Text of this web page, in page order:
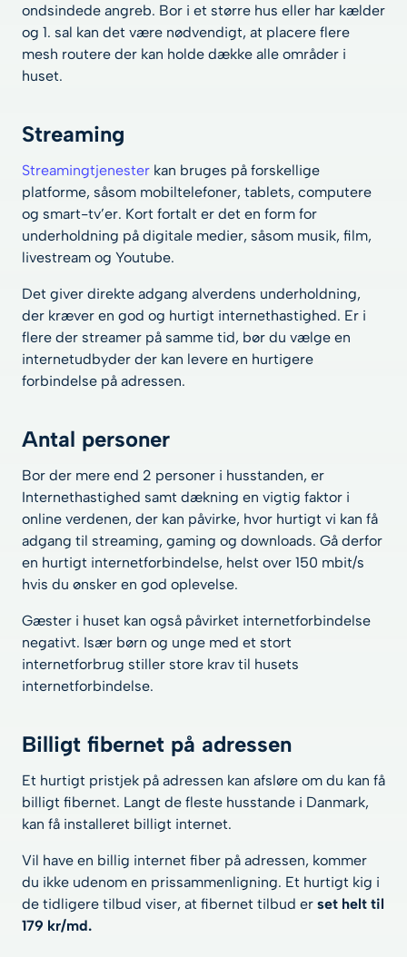
ondsindede angreb. Bor i et større hus eller har kælder
og 1. sal kan det være nødvendigt, at placere flere
mesh routere der kan holde dække alle områder i
huset.
Streaming
Streamingtjenester kan bruges på forskellige
platforme, såsom mobiltelefoner, tablets, computere
og smart-tv’er. Kort fortalt er det en form for
underholdning på digitale medier, såsom musik, film,
livestream og Youtube.
Det giver direkte adgang alverdens underholdning,
der kræver en god og hurtigt internethastighed. Er i
flere der streamer på samme tid, bør du vælge en
internetudbyder der kan levere en hurtigere
forbindelse på adressen.
Antal personer
Bor der mere end 2 personer i husstanden, er
Internethastighed samt dækning en vigtig faktor i
online verdenen, der kan påvirke, hvor hurtigt vi kan få
adgang til streaming, gaming og downloads. Gå derfor
en hurtigt internetforbindelse, helst over 150 mbit/s
hvis du ønsker en god oplevelse.
Gæster i huset kan også påvirket internetforbindelse
negativt. Især børn og unge med et stort
internetforbrug stiller store krav til husets
internetforbindelse.
Billigt fibernet på adressen
Et hurtigt pristjek på adressen kan afsløre om du kan få
billigt fibernet. Langt de fleste husstande i Danmark,
kan få installeret billigt internet.
Vil have en billig internet fiber på adressen, kommer
du ikke udenom en prissammenligning. Et hurtigt kig i
de tidligere tilbud viser, at fibernet tilbud er set helt til
179 kr/md.